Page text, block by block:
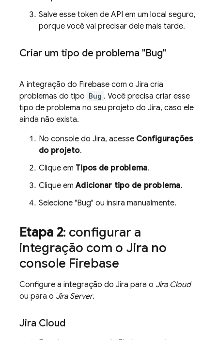
Salve esse token de API em um local seguro,
porque você vai precisar dele mais tarde.
Criar um tipo de problema "Bug"
A integração do Firebase com o Jira cria
problemas do tipo Bug . Você precisa criar esse
tipo de problema no seu projeto do Jira, caso ele
ainda não exista.
No console do Jira, acesse Configurações
do projeto.
Clique em Tipos de problema.
Clique emAdicionar tipo de problema.
Selecione "Bug" ou insira manualmente.
Etapa 2: configurar a
integração com o Jira no
console Firebase
Configure a integração do Jira para o Jira Cloud
ou para o Jira Server.
Jira Cloud